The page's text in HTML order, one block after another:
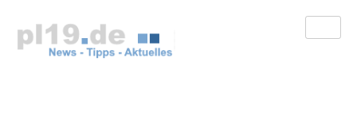
springen